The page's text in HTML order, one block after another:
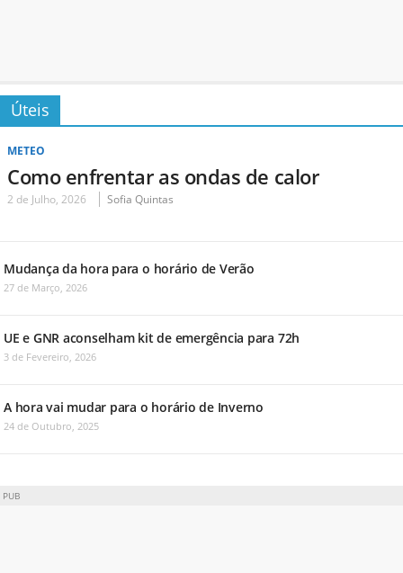
Úteis
METEO
Como enfrentar as ondas de calor
2 de Julho, 2026 Sofia Quintas
Mudança da hora para o horário de Verão
27 de Março, 2026
UE e GNR aconselham kit de emergência para 72h
3 de Fevereiro, 2026
A hora vai mudar para o horário de Inverno
24 de Outubro, 2025
PUB